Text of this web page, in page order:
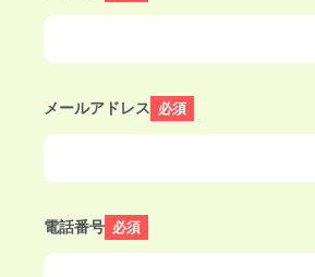
メールアドレス 必須
電話番号 必須